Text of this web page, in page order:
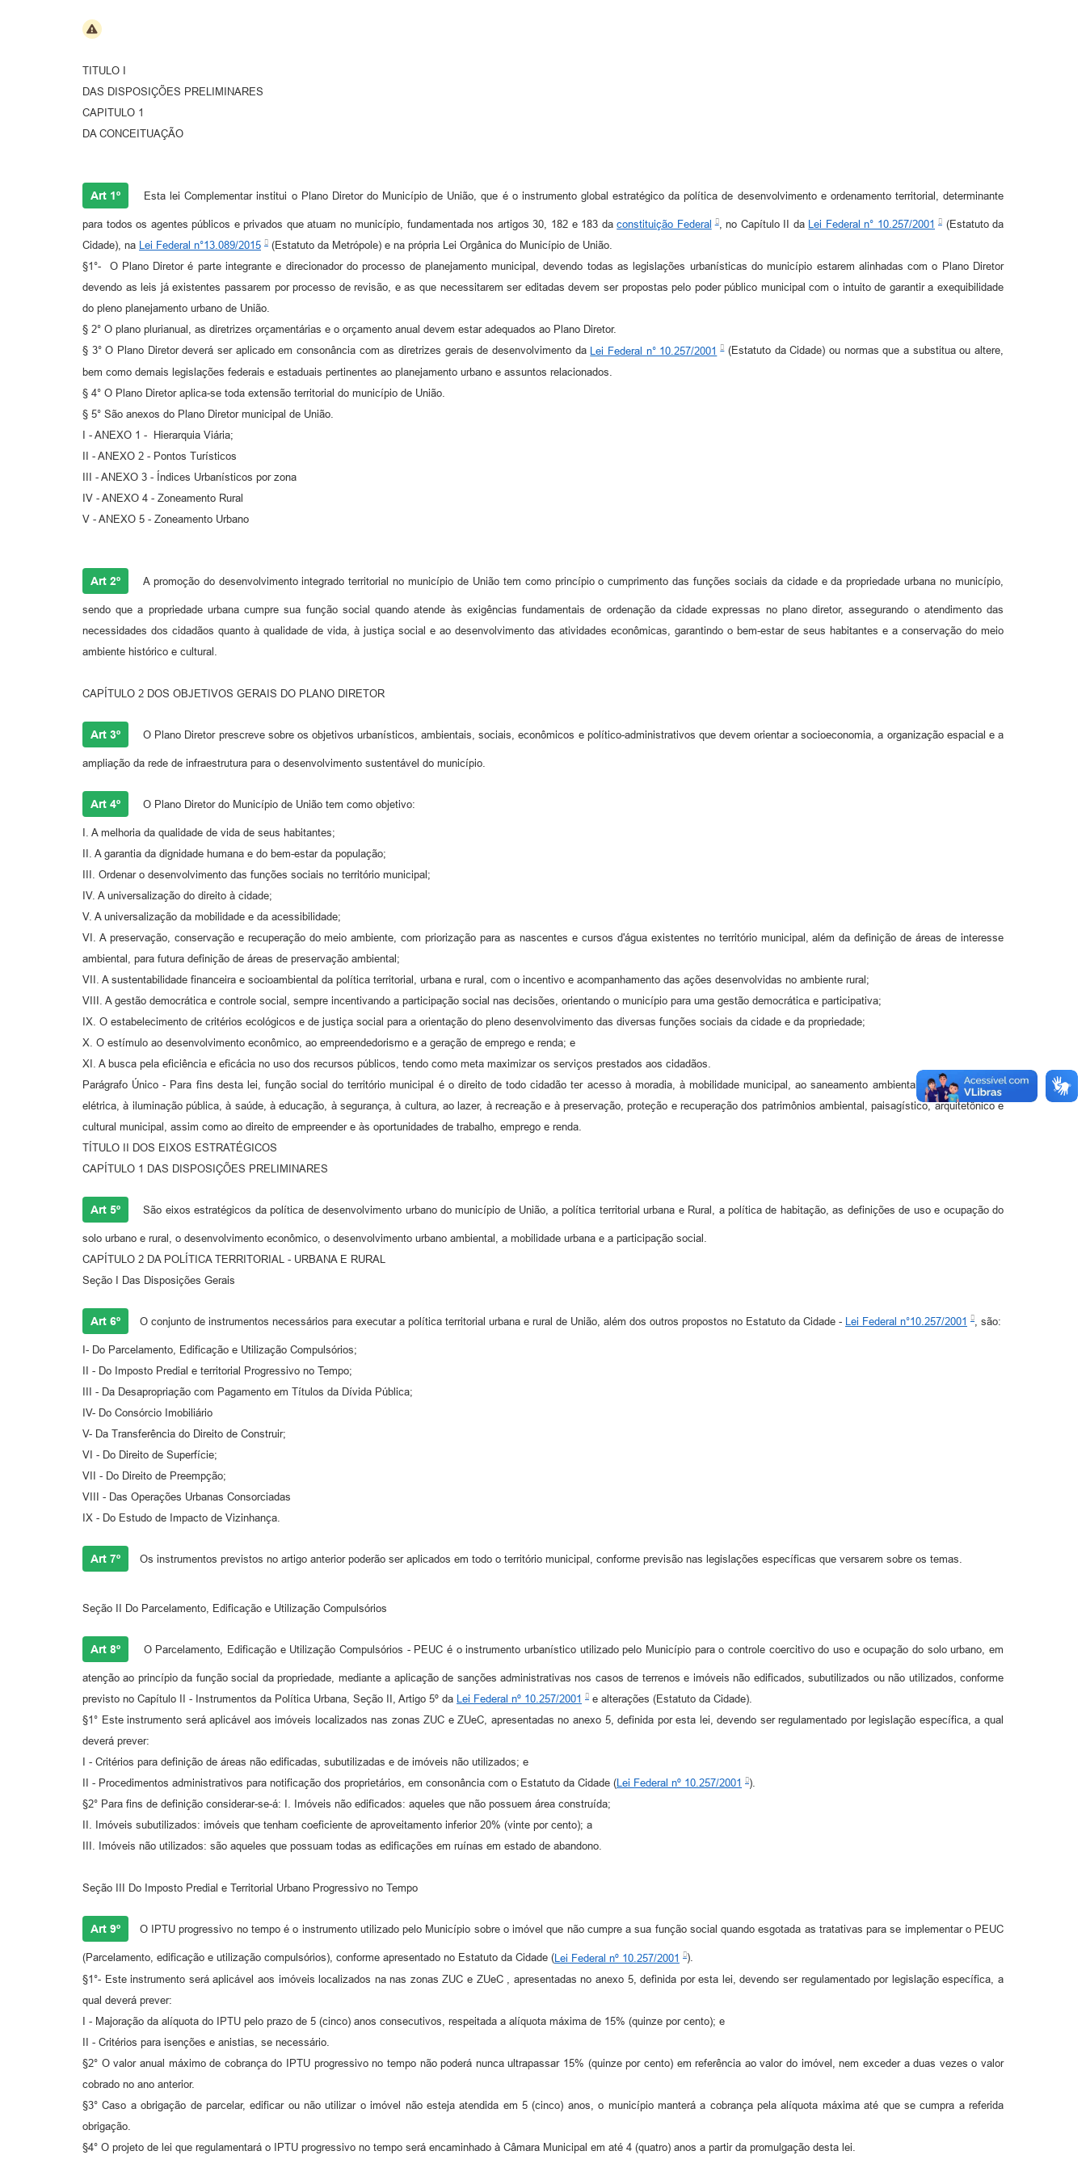
TITULO I
DAS DISPOSIÇÕES PRELIMINARES
CAPITULO 1
DA CONCEITUAÇÃO
Art 1º Esta lei Complementar institui o Plano Diretor do Município de União, que é o instrumento global estratégico da política de desenvolvimento e ordenamento territorial, determinante
para todos os agentes públicos e privados que atuam no município, fundamentada nos artigos 30, 182 e 183 daconstituição Federal , no Capítulo II da Lei Federal n° 10.257/2001
(Estatuto da
Cidade), na Lei Federal n°13.089/2015
(Estatuto da Metrópole) e na própria Lei Orgânica do Município de União.
§1°- O Plano Diretor é parte integrante e direcionador do processo de planejamento municipal, devendo todas as legislações urbanísticas do município estarem alinhadas com o Plano Diretor
devendo as leis já existentes passarem por processo de revisão, e as que necessitarem ser editadas devem ser propostas pelo poder público municipal com o intuito de garantir a exequibilidade
do pleno planejamento urbano de União.
§ 2° O plano plurianual, as diretrizes orçamentárias e o orçamento anual devem estar adequados ao Plano Diretor.
§ 3° O Plano Diretor deverá ser aplicado em consonância com as diretrizes gerais de desenvolvimento da
Lei Federal n° 10.257/2001
(Estatuto da Cidade) ou normas que a substitua ou altere,
bem como demais legislações federais e estaduais pertinentes ao planejamento urbano e assuntos relacionados.
§ 4° O Plano Diretor aplica-se toda extensão territorial do município de União.
§ 5° São anexos do Plano Diretor municipal de União.
I - ANEXO 1 - Hierarquia Viária;
II - ANEXO 2 - Pontos Turísticos
III - ANEXO 3 - Índices Urbanísticos por zona
IV - ANEXO 4 - Zoneamento Rural
V - ANEXO 5 - Zoneamento Urbano
Art 2º A promoção do desenvolvimento integrado territorial no município de União tem como princípio o cumprimento das funções sociais da cidade e da propriedade urbana no município,
sendo que a propriedade urbana cumpre sua função social quando atende às exigências fundamentais de ordenação da cidade expressas no plano diretor, assegurando o atendimento das
necessidades dos cidadãos quanto à qualidade de vida, à justiça social e ao desenvolvimento das atividades econômicas, garantindo o bem-estar de seus habitantes e a conservação do meio
ambiente histórico e cultural.
CAPÍTULO 2 DOS OBJETIVOS GERAIS DO PLANO DIRETOR
Art 3º O Plano Diretor prescreve sobre os objetivos urbanísticos, ambientais, sociais, econômicos e político-administrativos que devem orientar a socioeconomia, a organização espacial e a
ampliação da rede de infraestrutura para o desenvolvimento sustentável do município.
Art 4º O Plano Diretor do Município de União tem como objetivo:
I. A melhoria da qualidade de vida de seus habitantes;
II. A garantia da dignidade humana e do bem-estar da população;
III. Ordenar o desenvolvimento das funções sociais no território municipal;
IV. A universalização do direito à cidade;
V. A universalização da mobilidade e da acessibilidade;
VI. A preservação, conservação e recuperação do meio ambiente, com priorização para as nascentes e cursos d'água existentes no território municipal, além da definição de áreas de interesse
ambiental, para futura definição de áreas de preservação ambiental;
VII. A sustentabilidade financeira e socioambiental da política territorial, urbana e rural, com o incentivo e acompanhamento das ações desenvolvidas no ambiente rural;
VIII. A gestão democrática e controle social, sempre incentivando a participação social nas decisões, orientando o município para uma gestão democrática e participativa;
IX. O estabelecimento de critérios ecológicos e de justiça social para a orientação do pleno desenvolvimento das diversas funções sociais da cidade e da propriedade;
X. O estímulo ao desenvolvimento econômico, ao empreendedorismo e a geração de emprego e renda; e
XI. A busca pela eficiência e eficácia no uso dos recursos públicos, tendo como meta maximizar os serviços prestados aos cidadãos.
Parágrafo Único - Para fins desta lei, função social do território municipal é o direito de todo cidadão ter acesso à moradia, à mobilidade municipal, ao saneamento ambiental básico, à energia
elétrica, à iluminação pública, à saúde, à educação, à segurança, à cultura, ao lazer, à recreação e à preservação, proteção e recuperação dos patrimônios ambiental, paisagístico, arquitetônico e
cultural municipal, assim como ao direito de empreender e às oportunidades de trabalho, emprego e renda.
TÍTULO II DOS EIXOS ESTRATÉGICOS
CAPÍTULO 1 DAS DISPOSIÇÕES PRELIMINARES
Art 5º São eixos estratégicos da política de desenvolvimento urbano do município de União, a política territorial urbana e Rural, a política de habitação, as definições de uso e ocupação do
solo urbano e rural, o desenvolvimento econômico, o desenvolvimento urbano ambiental, a mobilidade urbana e a participação social.
CAPÍTULO 2 DA POLÍTICA TERRITORIAL - URBANA E RURAL
Seção I Das Disposições Gerais
Art 6º O conjunto de instrumentos necessários para executar a política territorial urbana e rural de União, além dos outros propostos no Estatuto da Cidade - Lei Federal n°10.257/2001 , são:
I- Do Parcelamento, Edificação e Utilização Compulsórios;
II - Do Imposto Predial e territorial Progressivo no Tempo;
III - Da Desapropriação com Pagamento em Títulos da Dívida Pública;
IV- Do Consórcio Imobiliário
V- Da Transferência do Direito de Construir;
VI - Do Direito de Superfície;
VII - Do Direito de Preempção;
VIII - Das Operações Urbanas Consorciadas
IX - Do Estudo de Impacto de Vizinhança.
Art 7º Os instrumentos previstos no artigo anterior poderão ser aplicados em todo o território municipal, conforme previsão nas legislações específicas que versarem sobre os temas.
Seção II Do Parcelamento, Edificação e Utilização Compulsórios
Art 8º O Parcelamento, Edificação e Utilização Compulsórios - PEUC é o instrumento urbanístico utilizado pelo Município para o controle coercitivo do uso e ocupação do solo urbano, em
atenção ao princípio da função social da propriedade, mediante a aplicação de sanções administrativas nos casos de terrenos e imóveis não edificados, subutilizados ou não utilizados, conforme
previsto no Capítulo II - Instrumentos da Política Urbana, Seção II, Artigo 5º da Lei Federal nº 10.257/2001
e alterações (Estatuto da Cidade).
§1° Este instrumento será aplicável aos imóveis localizados nas zonas ZUC e ZUeC, apresentadas no anexo 5, definida por esta lei, devendo ser regulamentado por legislação específica, a qual
deverá prever:
I - Critérios para definição de áreas não edificadas, subutilizadas e de imóveis não utilizados; e
II - Procedimentos administrativos para notificação dos proprietários, em consonância com o Estatuto da Cidade (Lei Federal nº 10.257/2001
).
§2° Para fins de definição considerar-se-á: I. Imóveis não edificados: aqueles que não possuem área construída;
IΙ. Imóveis subutilizados: imóveis que tenham coeficiente de aproveitamento inferior 20% (vinte por cento); a
III. Imóveis não utilizados: são aqueles que possuam todas as edificações em ruínas em estado de abandono.
Seção III Do Imposto Predial e Territorial Urbano Progressivo no Tempo
Art 9º O IPTU progressivo no tempo é o instrumento utilizado pelo Município sobre o imóvel que não cumpre a sua função social quando esgotada as tratativas para se implementar o PEUC
(Parcelamento, edificação e utilização compulsórios), conforme apresentado no Estatuto da Cidade ( Lei Federal nº 10.257/2001
).
§1°- Este instrumento será aplicável aos imóveis localizados na nas zonas ZUC e ZUeC , apresentadas no anexo 5, definida por esta lei, devendo ser regulamentado por legislação específica, a
qual deverá prever:
I - Majoração da alíquota do IPTU pelo prazo de 5 (cinco) anos consecutivos, respeitada a alíquota máxima de 15% (quinze por cento); е
II - Critérios para isenções e anistias, se necessário.
§2° O valor anual máximo de cobrança do IPTU progressivo no tempo não poderá nunca ultrapassar 15% (quinze por cento) em referência ao valor do imóvel, nem exceder a duas vezes o valor
cobrado no ano anterior.
§3° Caso a obrigação de parcelar, edificar ou não utilizar o imóvel não esteja atendida em 5 (cinco) anos, o município manterá a cobrança pela alíquota máxima até que se cumpra a referida
obrigação.
§4° O projeto de lei que regulamentará o IPTU progressivo no tempo será encaminhado à Câmara Municipal em até 4 (quatro) anos a partir da promulgação desta lei.